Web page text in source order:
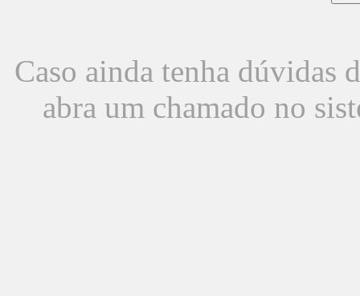
Caso ainda tenha dúvidas
abra um chamado no